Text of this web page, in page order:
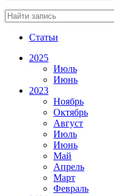
Статьи
2025
Июль
Июнь
2023
Ноябрь
Октябрь
Август
Июль
Июнь
Май
Апрель
Март
Февраль